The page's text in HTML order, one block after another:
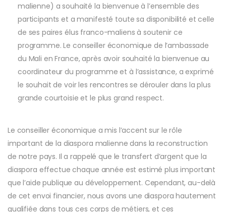
malienne) a souhaité la bienvenue à l’ensemble des
participants et a manifesté toute sa disponibilité et celle
de ses paires élus franco-maliens à soutenir ce
programme. Le conseiller économique de l’ambassade
du Mali en France, après avoir souhaité la bienvenue au
coordinateur du programme et à l’assistance, a exprimé
le souhait de voir les rencontres se dérouler dans la plus
grande courtoisie et le plus grand respect.
Le conseiller économique a mis l’accent sur le rôle
important de la diaspora malienne dans la reconstruction
de notre pays. Il a rappelé que le transfert d’argent que la
diaspora effectue chaque année est estimé plus important
que l’aide publique au développement. Cependant, au-delà
de cet envoi financier, nous avons une diaspora hautement
qualifiée dans tous ces corps de métiers, et ces